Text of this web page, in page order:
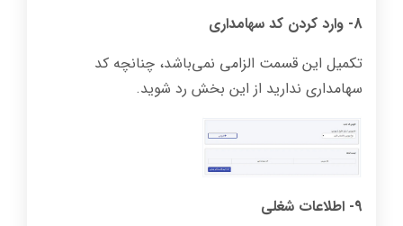
8- وارد کردن کد سهامداری
تکمیل این قسمت الزامی نمی‌باشد، چنانچه کد
سهامداری ندارید از این بخش رد شوید.
9- اطلاعات شغلی